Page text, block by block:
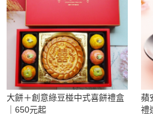
大餅＋創意綠豆椪中式喜餅禮盒
｜650元起
蘋
禮